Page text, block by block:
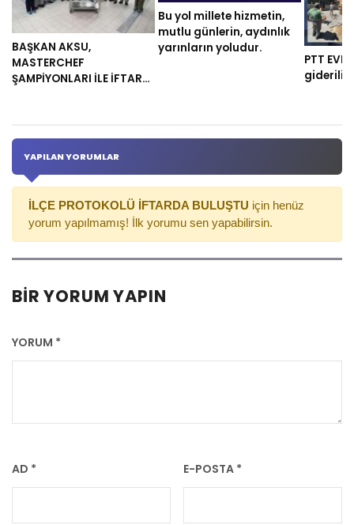
BAŞKAN AKSU,
MASTERCHEF
ŞAMPİYONLARI İLE İFTAR
Bu yol millete hizmetin,
mutlu günlerin, aydınlık
yarınların yoludur.
PTT
YAPILAN YORUMLAR
İLÇE PROTOKOLÜ İFTARDA BULUŞTU için henüz
yorum yapılmamış! İlk yorumu sen yapabilirsin.
BIR YORUM YAPIN
YORUM *
AD * E-POSTA *